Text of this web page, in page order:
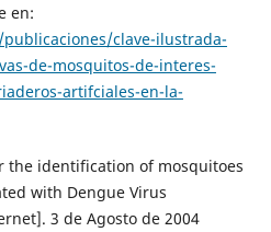
en:
clave-ilustrada-
de-mosquitos-de-interes-
artifciales-en-la-
the identification of mosquitoes
with Dengue Virus
3 de Agosto de 2004